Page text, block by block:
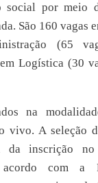
por meio
São 160 vagas
(65
Logística (30
na
vivo. A seleção
da inscrição
acordo com a